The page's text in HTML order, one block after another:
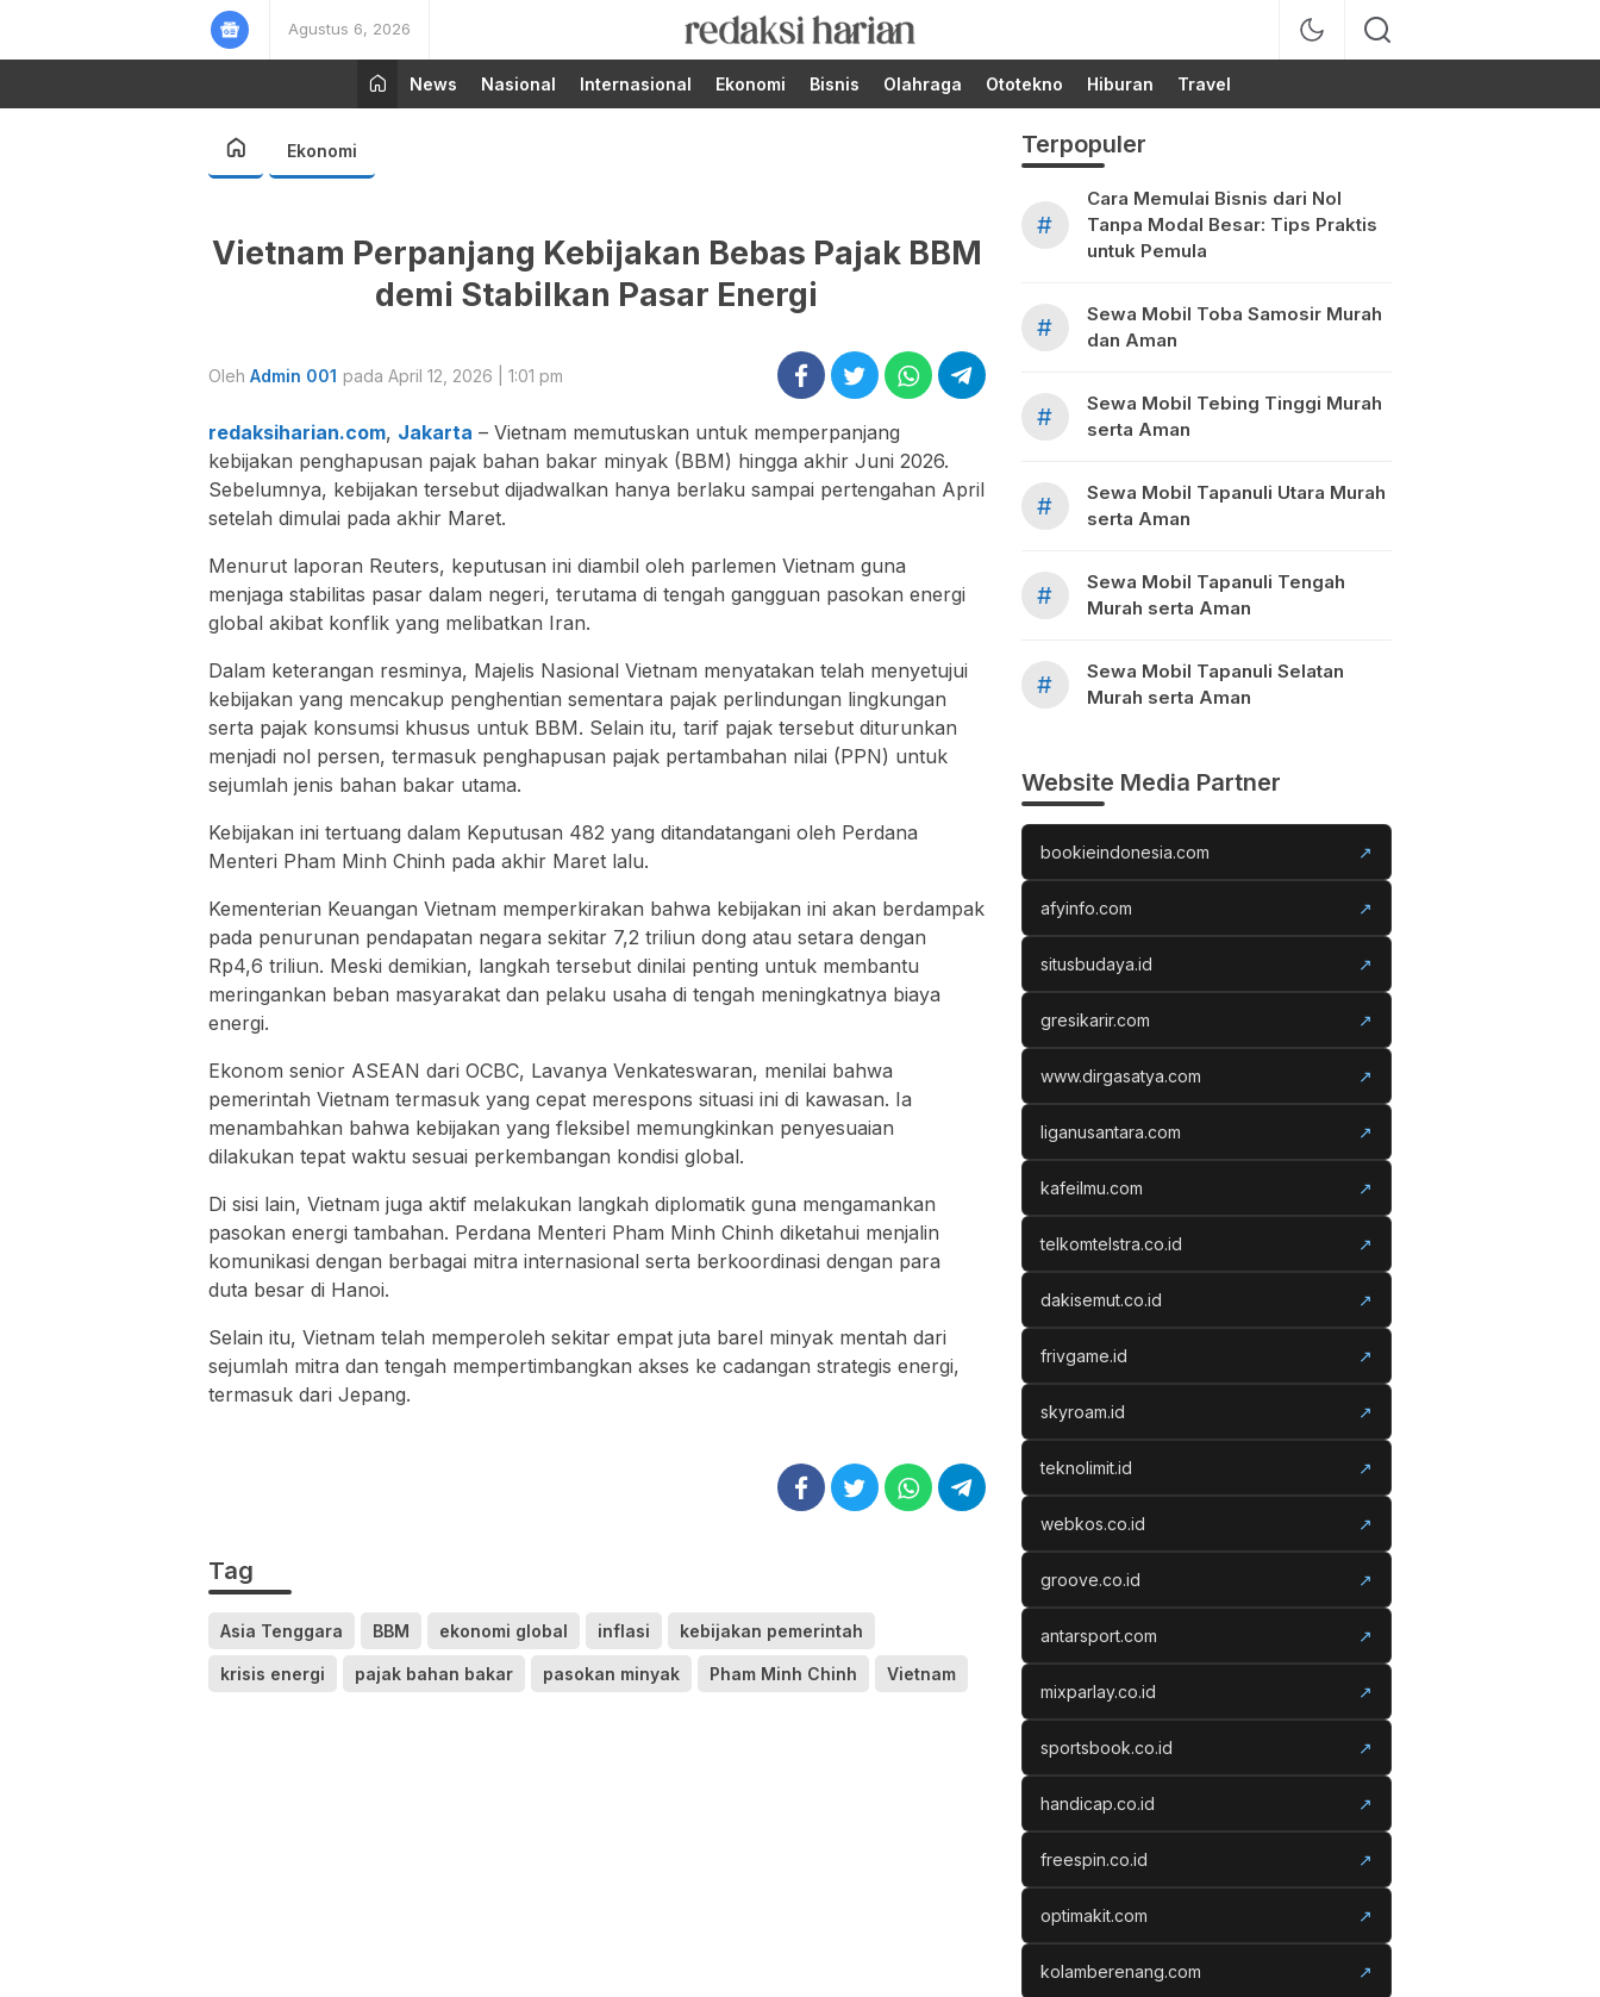
Agustus 6, 2026
RedaksiHarian.com
Berita Terupdate dari
Redaksi Harian!
News
Nasional Internasional Ekonomi Bisnis Olahraga Ototekno Hiburan Travel
Ekonomi
Vietnam Perpanjang Kebijakan Bebas Pajak BBM
demi Stabilkan Pasar Energi
Oleh Admin 001 pada April 12, 2026 | 1:01 pm
redaksiharian.com, Jakarta – Vietnam memutuskan untuk memperpanjang
kebijakan penghapusan pajak bahan bakar minyak (BBM) hingga akhir Juni 2026.
Sebelumnya, kebijakan tersebut dijadwalkan hanya berlaku sampai pertengahan April
setelah dimulai pada akhir Maret.
Menurut laporan Reuters, keputusan ini diambil oleh parlemen Vietnam guna
menjaga stabilitas pasar dalam negeri, terutama di tengah gangguan pasokan energi
global akibat konflik yang melibatkan Iran.
Dalam keterangan resminya, Majelis Nasional Vietnam menyatakan telah menyetujui
kebijakan yang mencakup penghentian sementara pajak perlindungan lingkungan
serta pajak konsumsi khusus untuk BBM. Selain itu, tarif pajak tersebut diturunkan
menjadi nol persen, termasuk penghapusan pajak pertambahan nilai (PPN) untuk
sejumlah jenis bahan bakar utama.
Kebijakan ini tertuang dalam Keputusan 482 yang ditandatangani oleh Perdana
Menteri Pham Minh Chinh pada akhir Maret lalu.
Kementerian Keuangan Vietnam memperkirakan bahwa kebijakan ini akan berdampak
pada penurunan pendapatan negara sekitar 7,2 triliun dong atau setara dengan
Rp4,6 triliun. Meski demikian, langkah tersebut dinilai penting untuk membantu
meringankan beban masyarakat dan pelaku usaha di tengah meningkatnya biaya
energi.
Ekonom senior ASEAN dari OCBC, Lavanya Venkateswaran, menilai bahwa
pemerintah Vietnam termasuk yang cepat merespons situasi ini di kawasan. Ia
menambahkan bahwa kebijakan yang fleksibel memungkinkan penyesuaian
dilakukan tepat waktu sesuai perkembangan kondisi global.
Di sisi lain, Vietnam juga aktif melakukan langkah diplomatik guna mengamankan
pasokan energi tambahan. Perdana Menteri Pham Minh Chinh diketahui menjalin
komunikasi dengan berbagai mitra internasional serta berkoordinasi dengan para
duta besar di Hanoi.
Selain itu, Vietnam telah memperoleh sekitar empat juta barel minyak mentah dari
sejumlah mitra dan tengah mempertimbangkan akses ke cadangan strategis energi,
termasuk dari Jepang.
Tag
Asia Tenggara BBM ekonomi global inflasi kebijakan pemerintah
krisis energi pajak bahan bakar pasokan minyak Pham Minh Chinh Vietnam
Terpopuler
#
Cara Memulai Bisnis dari Nol
Tanpa Modal Besar: Tips Praktis
untuk Pemula
#
Sewa Mobil Toba Samosir Murah
dan Aman
#
Sewa Mobil Tebing Tinggi Murah
serta Aman
#
Sewa Mobil Tapanuli Utara Murah
serta Aman
#
Sewa Mobil Tapanuli Tengah
Murah serta Aman
#
Sewa Mobil Tapanuli Selatan
Murah serta Aman
Website Media Partner
bookieindonesia.com ↗
afyinfo.com ↗
situsbudaya.id ↗
gresikarir.com ↗
www.dirgasatya.com ↗
liganusantara.com ↗
kafeilmu.com ↗
telkomtelstra.co.id ↗
dakisemut.co.id ↗
frivgame.id ↗
skyroam.id ↗
teknolimit.id ↗
webkos.co.id ↗
groove.co.id ↗
antarsport.com ↗
mixparlay.co.id ↗
sportsbook.co.id ↗
handicap.co.id ↗
freespin.co.id ↗
optimakit.com ↗
kolamberenang.com ↗